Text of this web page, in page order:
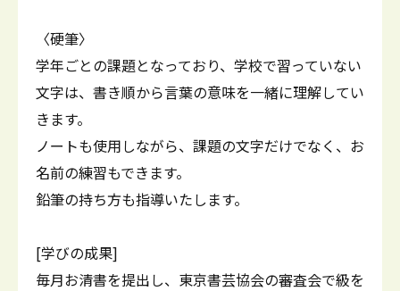
〈硬筆〉
学年ごとの課題となっており、学校で習っていない
文字は、書き順から言葉の意味を一緒に理解してい
きます。
ノートも使用しながら、課題の文字だけでなく、お
名前の練習もできます。
鉛筆の持ち方も指導いたします。
[学びの成果]
毎月お清書を提出し、東京書芸協会の審査会で級を